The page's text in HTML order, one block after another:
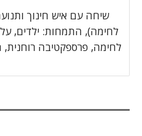
שיחה עם איש חינוך
לחימה), התמחות: ילדים, על
לחימה, פרספקטיבה רוחנית,